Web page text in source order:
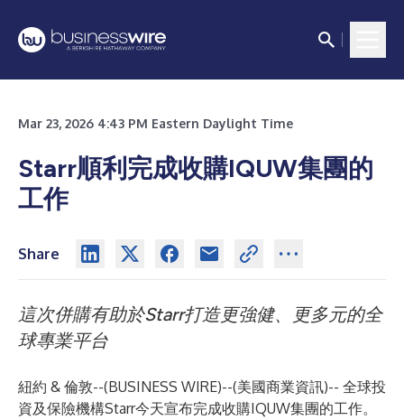
Mar 23, 2026 4:43 PM Eastern Daylight Time
Starr順利完成收購IQUW集團的
工作
Share
這次併購有助於Starr打造更強健、更多元的全
球專業平台
紐約 & 倫敦--(BUSINESS WIRE)--(美國商業資訊)-- 全球投
資及保險機構Starr今天宣布完成收購IQUW集團的工作。